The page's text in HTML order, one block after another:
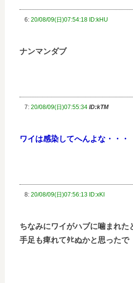
6: 20/08/09(日)07:54:18 ID:kHU
ナンマンダブ
7: 20/08/09(日)07:55:34 ID:kTM
ワイは感染してへんよな・・・
8: 20/08/09(日)07:56:13 ID:xKI
ちなみにワイがハブに噛まれた
手足も痺れてﾀﾋぬかと思ったで